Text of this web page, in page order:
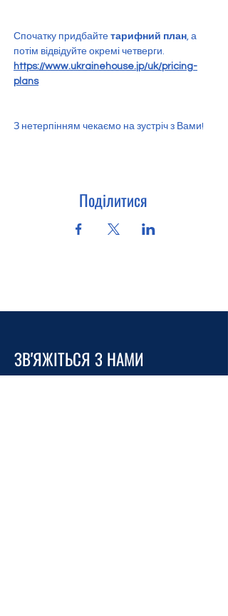
Спочатку придбайте тарифний план, а
потім відвідуйте окремі четверги.
https://www.ukrainehouse.jp/uk/pricing-
plans
З нетерпінням чекаємо на зустріч з Вами!
Поділитися
ЗВ'ЯЖІТЬСЯ З НАМИ